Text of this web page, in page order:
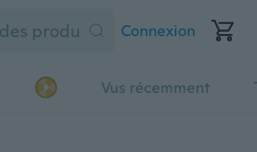
Connexion
Vus récemment